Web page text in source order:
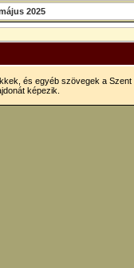
2025
és egyéb szövegek a Szent
képezik.